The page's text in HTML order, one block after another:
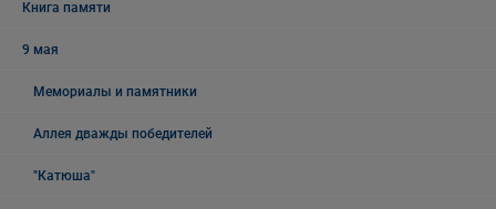
Книга памяти
9 мая
Мемориалы и памятники
Аллея дважды победителей
"Катюша"